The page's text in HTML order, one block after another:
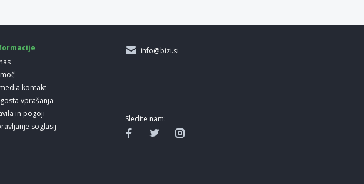
kontakt
vprašanja
in pogoji
soglasij
info@bizi.si
Sledite nam: